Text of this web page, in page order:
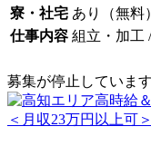
寮・社宅 あり（無料）
仕事内容 組立・加工
募集が停止しています